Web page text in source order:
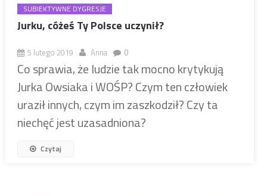
SUBIEKTYWNE DYGRESJE
Jurku, cóżeś Ty Polsce uczynił?
5 lutego 2019 Anna 0
Co sprawia, że ludzie tak mocno krytykują
Jurka Owsiaka i WOŚP? Czym ten człowiek
uraził innych, czym im zaszkodził? Czy ta
niechęć jest uzasadniona?
Czytaj